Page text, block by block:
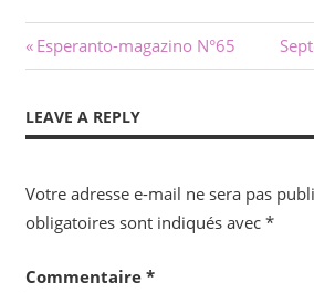
Navigation
l’article
Previous
Post:
Esperanto-magazino N°65
Next
LEAVE A REPLY
Votre adresse e-mail ne sera pas
obligatoires sont indiqués avec *
Commentaire *